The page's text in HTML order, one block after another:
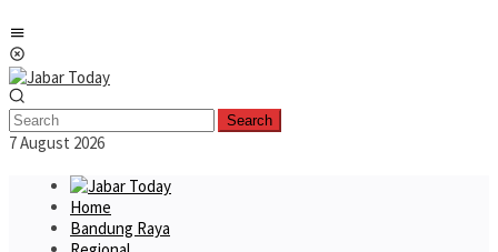
to
content
Search
7 August 2026
Home
Bandung Raya